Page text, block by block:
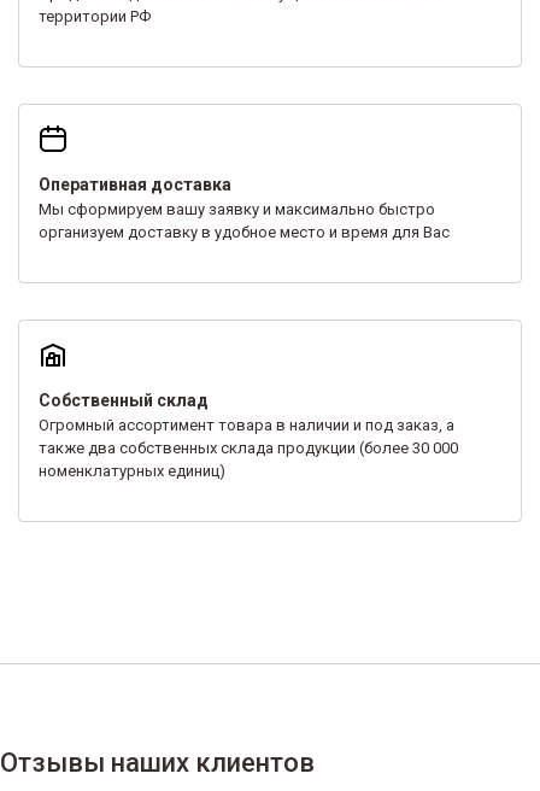
территории РФ
Оперативная доставка
Мы сформируем вашу заявку и максимально быстро
организуем доставку в удобное место и время для Вас
Собственный склад
Огромный ассортимент товара в наличии и под заказ, а
также два собственных склада продукции (более 30 000
номенклатурных единиц)
Отзывы наших клиентов